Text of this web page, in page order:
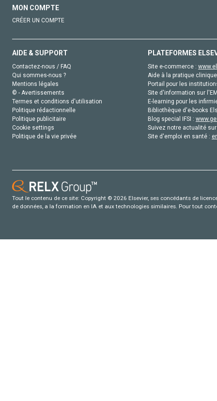
MON COMPTE
CRÉER UN COMPTE
AIDE & SUPPORT
Contactez-nous / FAQ
Qui sommes-nous ?
Mentions légales
© - Avertissements
Termes et conditions d'utilisation
Politique rédactionnelle
Politique publicitaire
Cookie settings
Politique de la vie privée
PLATEFORMES
Site e-commerce :
Aide à la pratique
Portail pour les
Site d'information sur
E-learning pour les
Bibliothèque d'e-books
Blog special IFSI :
Suivez notre actualité
Site d'emploi en santé :
Tout le contenu de ce site: Copyright © 2026 Elsevier, ses concédants de
de données, a la formation en IA et aux technologies similaires. Pour tout